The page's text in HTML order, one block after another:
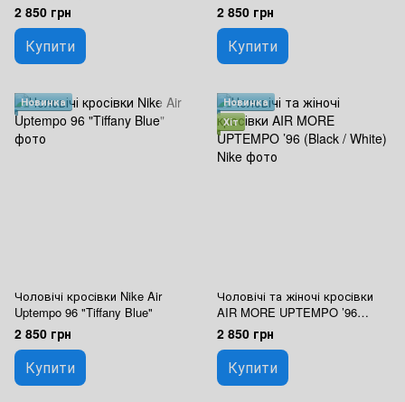
2 850 грн
Купити
2 850 грн
Купити
Новинка
Чоловічі кросівки Nike Air
Uptempo 96 "Tiffany Blue"
2 850 грн
Купити
Новинка
Хіт
Чоловічі та жіночі кросівки
AIR MORE UPTEMPO ’96
(Black / White) Nike
2 850 грн
Купити